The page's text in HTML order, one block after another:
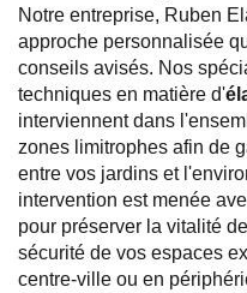
Notre entreprise, Ruben
approche personnalisée
conseils avisés. Nos
techniques en matière d'
interviennent dans
zones limitrophes afin de
entre vos jardins et
intervention est menée
pour préserver la vitalité
sécurité de vos espaces
centre-ville ou en